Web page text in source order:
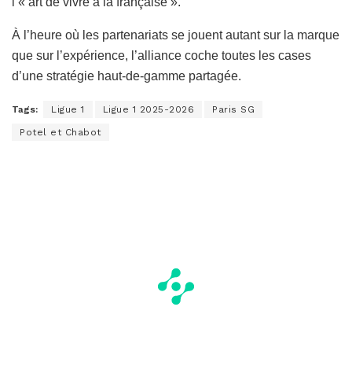
À l’heure où les partenariats se jouent autant sur la marque
que sur l’expérience, l’alliance coche toutes les cases
d’une stratégie haut-de-gamme partagée.
Tags: Ligue 1 Ligue 1 2025-2026 Paris SG
Potel et Chabot